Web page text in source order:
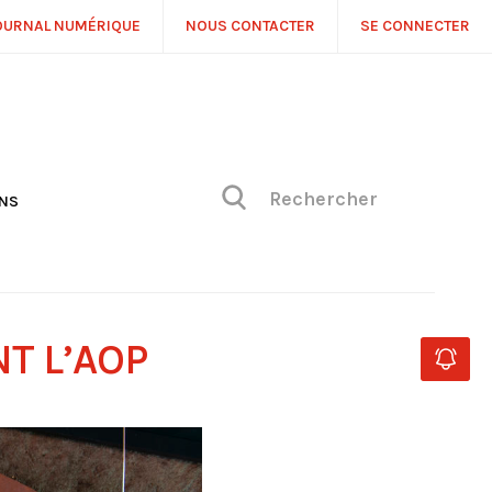
NUMÉRIQUE NOUS CONTACTER SE CONNECTER
L’AOP